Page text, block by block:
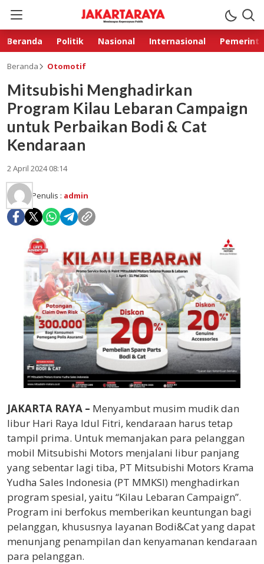
Beranda Politik Nasional Internasional
Beranda Otomotif
Mitsubishi Menghadirkan
Program Kilau Lebaran Campaign
untuk Perbaikan Bodi & Cat
Kendaraan
2 April 2024 08:14
Penulis : admin
JAKARTA RAYA – Menyambut musim mudik dan
libur Hari Raya Idul Fitri, kendaraan harus tetap
tampil prima. Untuk memanjakan para pelanggan
mobil Mitsubishi Motors menjalani libur panjang
yang sebentar lagi tiba, PT Mitsubishi Motors Krama
Yudha Sales Indonesia (PT MMKSI) menghadirkan
program spesial, yaitu “Kilau Lebaran Campaign”.
Program ini berfokus memberikan keuntungan bagi
pelanggan, khususnya layanan Bodi&Cat yang dapat
menunjang penampilan dan kenyamanan kendaraan
para pelanggan.